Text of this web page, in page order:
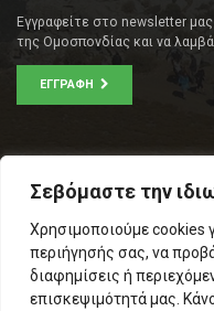
Σεβόμαστε την
Χρησιμοποιούμε cookies
περιήγησής σας, να
διαφημίσεις ή
επισκεψιμότητά μας.
Εγγραφείτε στο newsletter μας
της Ομοσπονδίας και να
ΕΓΓΡΑΦΉ
Τ.Κ.: 105 53
Τηλ. – Fax: 210 33 14 346
Τηλ. Προέδρου: 6971566783
Email:info@omospamari.gr